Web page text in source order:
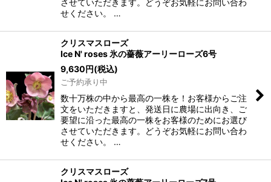
させていただきます。どうぞお気軽にお問い合わ
せください。 …
クリスマスローズ
Ice N' roses 氷の薔薇アーリーローズ6号
9,630円(税込)
ご予約承り中
数十万株の中から最高の一株を！お客様からご注
文をいただきますと、発送日に農場に出向き、ご
要望に沿った最高の一株をお客様のためにお選び
させていただきます。どうぞお気軽にお問い合わ
せください。 …
クリスマスローズ